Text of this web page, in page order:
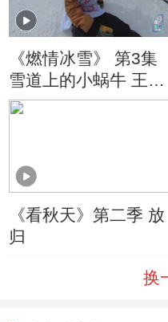
《燃情冰雪》 第3集
雪道上的小蜗牛 王秋
为
《看秋天》第二季 放
归
换